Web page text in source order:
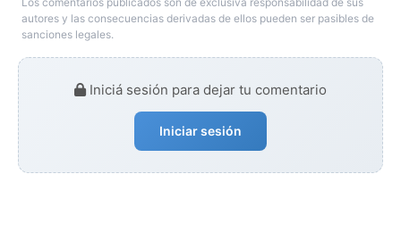
autores y las consecuencias derivadas de ellos pueden ser pasibles de
sanciones legales.
Iniciá sesión para dejar tu comentario
Iniciar sesión